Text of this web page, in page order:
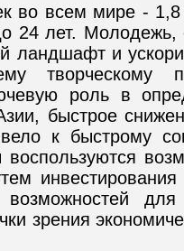
во всем мире -
24 лет. Молодежь,
ландшафт и
творческому
роль в
быстрое
к быстрому
зрения